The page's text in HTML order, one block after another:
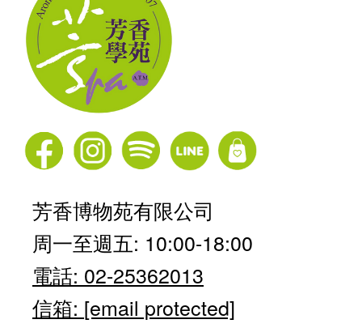
芳香博物苑有限公司
周一至週五: 10:00-18:00
電話: 02-25362013
信箱: [email protected]